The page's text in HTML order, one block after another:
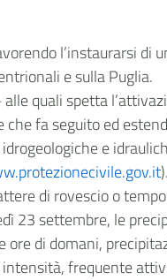
l’instaurarsi di
e sulla Puglia.
quali spetta
fa seguito ed
e
).
di rovescio o
23 settembre, le
ore di domani,
frequente